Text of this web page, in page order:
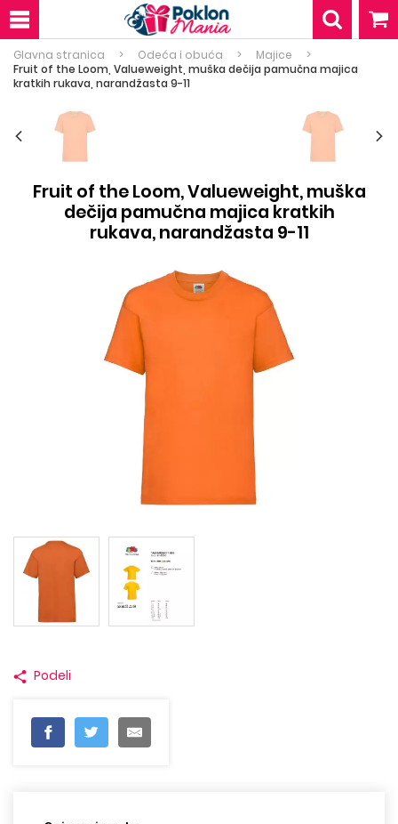
Glavna stranica Odeća i obuća
Majice
Fruit of the Loom, Valueweight, muška dečija pamučna majica
kratkih rukava, narandžasta 9-11
Fruit of the Loom, Valueweight, muška
dečija pamučna majica kratkih
rukava, narandžasta 9-11
Podeli